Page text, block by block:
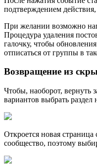
подтверждением действия,
При желании возможно
Процедура удаления
галочку, чтобы
отписаться от группы в
Возвращение из
Чтобы, наоборот, вернуть
вариантов выбрать раздел
Откроется новая
сообщество, поэтому